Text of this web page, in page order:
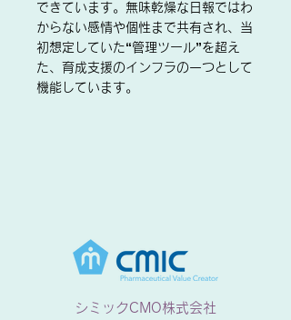
できています。無味乾燥な日報ではわ
からない感情や個性まで共有され、当
初想定していた“管理ツール”を超え
た、育成支援のインフラの一つとして
機能しています。
シミックCMO株式会社